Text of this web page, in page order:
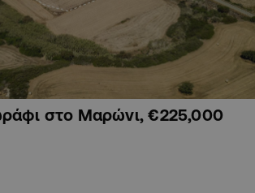
στο Μαρώνι, €225,000